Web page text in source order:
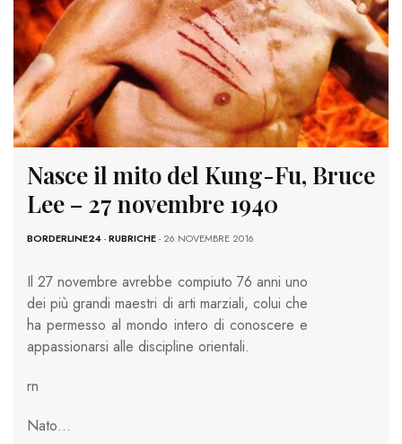
Nasce il mito del Kung-Fu, Bruce
Lee – 27 novembre 1940
BORDERLINE24-RUBRICHE- 26 NOVEMBRE 2016
Il 27 novembre avrebbe compiuto 76 anni uno
dei più grandi maestri di arti marziali, colui che
ha permesso al mondo intero di conoscere e
appassionarsi alle discipline orientali.
rn
Nato…